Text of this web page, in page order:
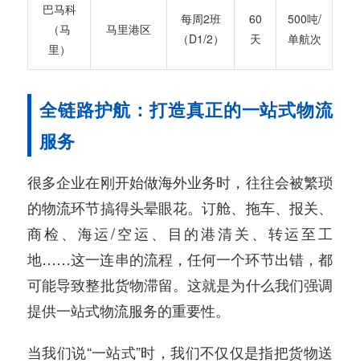
巴马科
（马
里）
马里港区
每周2班
（D1/2）
60
天
500吨/
单航次
全链路护航：打造真正的一站式物流
服务
很多企业在刚开始做海外业务时，往往会被繁琐
的物流环节搞得头晕眼花。订舱、拖车、报关、
商检、海运/空运、目的港清关、转运至工
地……这一连串的流程，任何一个环节出错，都
可能导致整批货物滞留。这就是为什么我们强调
提供一站式物流服务的重要性。
当我们说“一站式”时，我们不仅仅是指把货物送